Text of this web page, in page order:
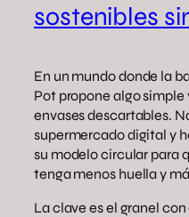
sostenibles
En un mundo donde la
Pot propone algo
envases descartables.
supermercado digital y
su modelo circular para
tenga menos huella y
La clave es el granel